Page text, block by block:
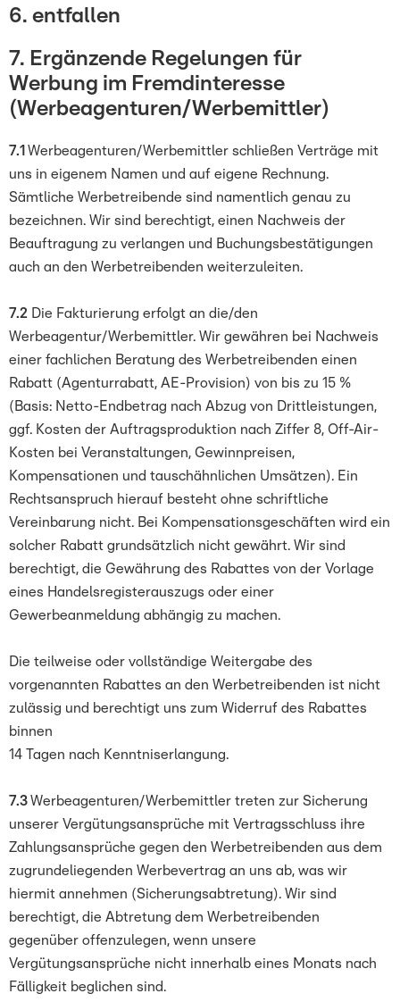
6. entfallen
7. Ergänzende Regelungen für
Werbung im Fremdinteresse
(Werbeagenturen/Werbemittler)
7.1 Werbeagenturen/Werbemittler schließen Verträge mit
uns in eigenem Namen und auf eigene Rechnung.
Sämtliche Werbetreibende sind namentlich genau zu
bezeichnen. Wir sind berechtigt, einen Nachweis der
Beauftragung zu verlangen und Buchungsbestätigungen
auch an den Werbetreibenden weiterzuleiten.
7.2 Die Fakturierung erfolgt an die/den
Werbeagentur/Werbemittler. Wir gewähren bei Nachweis
einer fachlichen Beratung des Werbetreibenden einen
Rabatt (Agenturrabatt, AE-Provision) von bis zu 15 %
(Basis: Netto-Endbetrag nach Abzug von Drittleistungen,
ggf. Kosten der Auftragsproduktion nach Ziffer 8, Off-Air-
Kosten bei Veranstaltungen, Gewinnpreisen,
Kompensationen und tauschähnlichen Umsätzen). Ein
Rechtsanspruch hierauf besteht ohne schriftliche
Vereinbarung nicht. Bei Kompensationsgeschäften wird ein
solcher Rabatt grundsätzlich nicht gewährt. Wir sind
berechtigt, die Gewährung des Rabattes von der Vorlage
eines Handelsregisterauszugs oder einer
Gewerbeanmeldung abhängig zu machen.
Die teilweise oder vollständige Weitergabe des
vorgenannten Rabattes an den Werbetreibenden ist nicht
zulässig und berechtigt uns zum Widerruf des Rabattes
binnen
14 Tagen nach Kenntniserlangung.
7.3Werbeagenturen/Werbemittler treten zur Sicherung
unserer Vergütungsansprüche mit Vertragsschluss ihre
Zahlungsansprüche gegen den Werbetreibenden aus dem
zugrundeliegenden Werbevertrag an uns ab, was wir
hiermit annehmen (Sicherungsabtretung). Wir sind
berechtigt, die Abtretung dem Werbetreibenden
gegenüber offenzulegen, wenn unsere
Vergütungsansprüche nicht innerhalb eines Monats nach
Fälligkeit beglichen sind.